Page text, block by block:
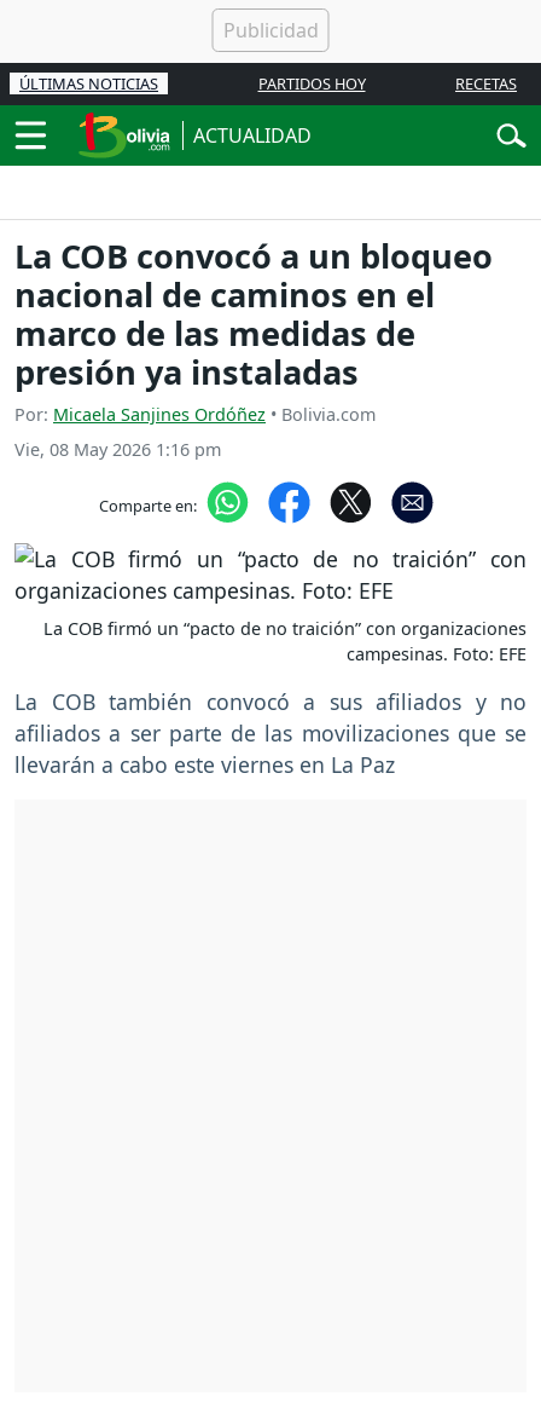
ÚLTIMAS NOTICIAS PARTIDOS HOY RECETAS
ACTUALIDAD
La COB convocó a un bloqueo
nacional de caminos en el
marco de las medidas de
presión ya instaladas
Por: Micaela Sanjines Ordóñez • Bolivia.com
Vie, 08 May 2026 1:16 pm
Comparte en:
La COB firmó un “pacto de no traición” con organizaciones
campesinas. Foto: EFE
La COB también convocó a sus afiliados y no
afiliados a ser parte de las movilizaciones que se
llevarán a cabo este viernes en La Paz